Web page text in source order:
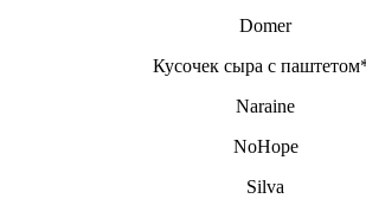
Domer
Кусочек сыра с
Naraine
NoHope
Silva